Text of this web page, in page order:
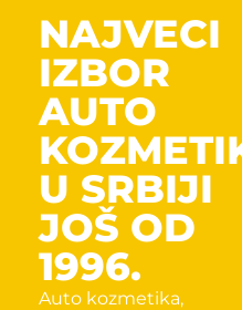
NAJVECI
IZBOR
AUTO
U SRBIJI
JOŠ OD
1996.
Auto kozmetika,